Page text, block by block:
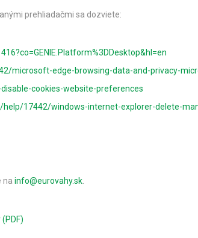
prehliadačmi sa dozviete:
microsoft-edge-browsing-data-and-privacy-
cookies-website-preferences
17442/windows-internet-explorer-delete-
na info@eurovahy.sk